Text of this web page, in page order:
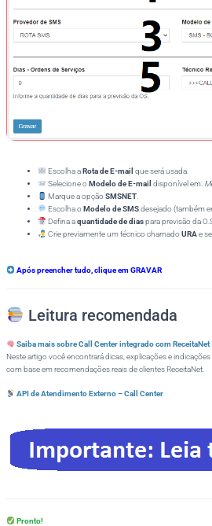
Escolha aRota de E-mail que será usada.
Selecione oModelo de E-mail disponível em:
Marque a opçãoSMSNET
Escolha oModelo de SMSdesejado (também
Defina aquantidade de diaspara previsão da
Crie previamente um técnico chamadoURAe
Após preencher tudo, clique emGRAVAR
Leitura recomendada
Saiba mais sobre Call Center integrado com ReceitaNet
Neste artigo você encontrará dicas, explicações e
com base em recomendações reais de clientes ReceitaNet.
API de Atendimento Externo – Call Center
Pronto!